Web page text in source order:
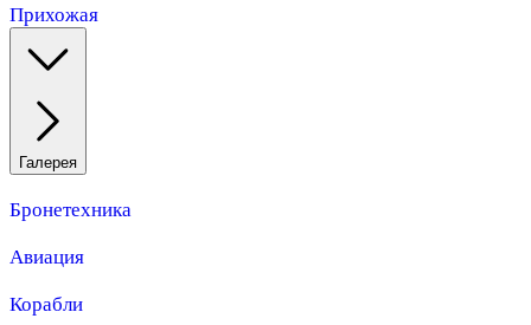
Прихожая
Галерея
Бронетехника
Авиация
Корабли